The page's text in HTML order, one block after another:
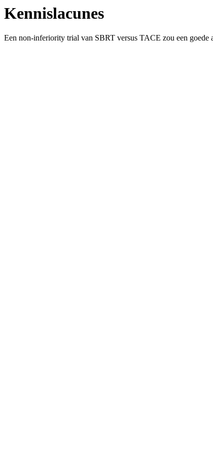
Kennislacunes
Een non-inferiority trial van SBRT versus TACE zou een